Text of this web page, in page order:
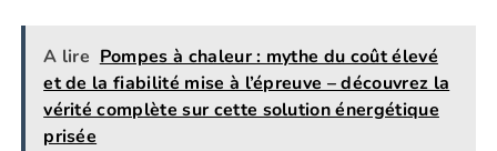
A lire Pompes à chaleur : mythe du coût élevé
et de la fiabilité mise à l’épreuve – découvrez la
vérité complète sur cette solution énergétique
prisée